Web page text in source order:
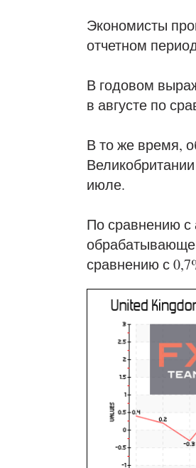
Экономисты
отчетном
В годовом
в августе по
В то же время,
июле.
По сравнению с
сравнению с